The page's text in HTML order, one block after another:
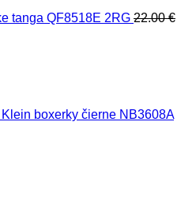
tanga QF8518E 2RG 22.00€
boxerky čierne NB3608A